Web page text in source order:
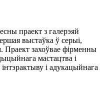
праект з галерэяй
выстаўка ў серыі,
захоўвае фірменны
мастацтва і
і адукацыйнага